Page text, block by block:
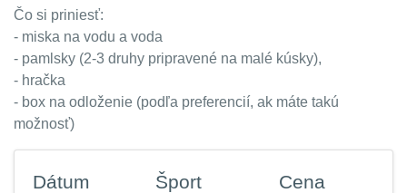
Čo si priniesť:
- miska na vodu a voda
- pamlsky (2-3 druhy pripravené na malé kúsky),
- hračka
- box na odloženie (podľa preferencií, ak máte takú
možnosť)
Dátum Šport Cena